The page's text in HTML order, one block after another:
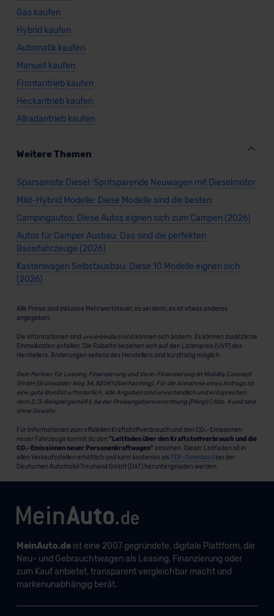
Gas kaufen
Hybrid kaufen
Automatik kaufen
Manuell kaufen
Frontantrieb kaufen
Heckantrieb kaufen
Allradantrieb kaufen
Weitere Themen
Sparsamste Diesel: Spritsparende Neuwagen mit Dieselmotor
Mild-Hybrid Modelle: Diese Modelle sind die besten
Campingautos: Diese Autos eignen sich zum Campen (2026)
Autos für Camper Ausbau: Das sind die perfekten
Basisfahrzeuge (2026)
Kastenwagen Selbstausbau: Diese 10 Modelle eignen sich
(2026)
Alle Preise sind inklusive Mehrwertsteuer, es sei denn, es ist etwas anderes
angegeben.
Die Informationen sind unverbindlichund können sich ändern. Es können zusätzliche
Einmalkosten anfallen. Die Rabatte beziehen sich auf den Listenpreis (UVP) des
Herstellers. Änderungen seitens des Herstellers sind kurzfristig möglich.
Dein Partner für Leasing, Finanzierung und Vario-Finanzierung ist Mobility Concept
GmbH (Grünwalder Weg 34, 82041 Oberhaching). Für die Annahme eines Antrags ist
eine gute Bonität erforderlich. Alle Angaben sind unverbindlich und entsprechen
dem 2/3-Beispiel gemäß § 6a der Preisangabenverordnung (PAngV) Abs. 4 und sind
ohne Gewähr.
Für Informationen zum offiziellen Kraftstoffverbrauch und den CO₂-Emissionen
neuer Fahrzeuge kannst du den "Leitfaden über den Kraftstoffverbrauch und die
CO₂-Emissionen neuer Personenkraftwagen" einsehen. Dieser Leitfaden ist in
allen Verkaufsstellen erhältlich und kann kostenlos als PDF-Download bei der
Deutschen Automobil Treuhand GmbH (DAT) heruntergeladen werden.
MeinAuto.deist eine 2007 gegründete, digitale Plattform, die
Neu- und Gebrauchtwagen als Leasing, Finanzierung oder
zum Kauf anbietet, transparent vergleichbar macht und
markenunabhängig berät.